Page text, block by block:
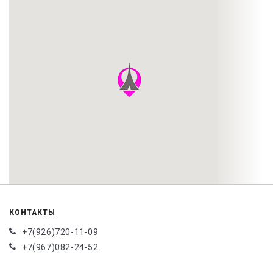
КОНТАКТЫ
+7(926)720-11-09
+7(967)082-24-52